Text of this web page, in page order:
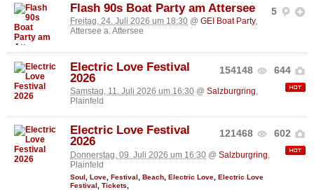
5
Flash 90s Boat Party am Attersee
Freitag, 24. Juli 2026 um 18:30 @ GEI Boat Party,
Attersee a. Attersee
154148 644
Electric Love Festival
2026
Samstag, 11. Juli 2026 um 16:30 @ Salzburgring,
Plainfeld
121468 602
Electric Love Festival
2026
Donnerstag, 09. Juli 2026 um 16:30 @ Salzburgring
Plainfeld
Soul Love Festival Beach Electric Love Electric Love
Festival
Tickets